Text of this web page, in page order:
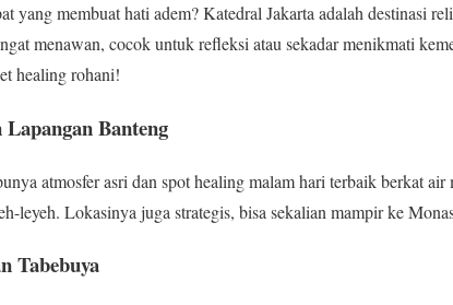
yang membuat hati adem? Katedral Jakarta adalah destinasi
menawan, cocok untuk refleksi atau sekadar menikmati
healing rohani!
Lapangan Banteng
atmosfer asri dan spot healing malam hari terbaik berkat
leyeh. Lokasinya juga strategis, bisa sekalian mampir ke
Tabebuya